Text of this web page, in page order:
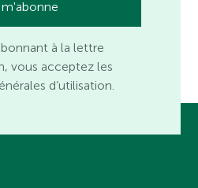
à la lettre
vous acceptez les
d’utilisation.